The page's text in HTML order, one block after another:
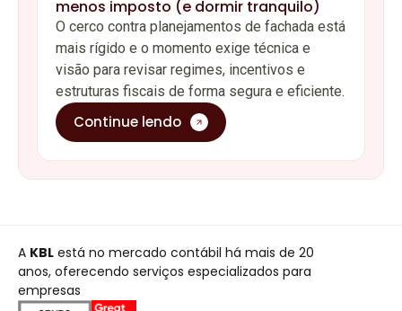
menos imposto (e dormir tranquilo)
O cerco contra planejamentos de fachada está
mais rígido e o momento exige técnica e
visão para revisar regimes, incentivos e
estruturas fiscais de forma segura e eficiente.
Continue lendo
A KBL está no mercado contábil há mais de 20
anos, oferecendo serviços especializados para
empresas